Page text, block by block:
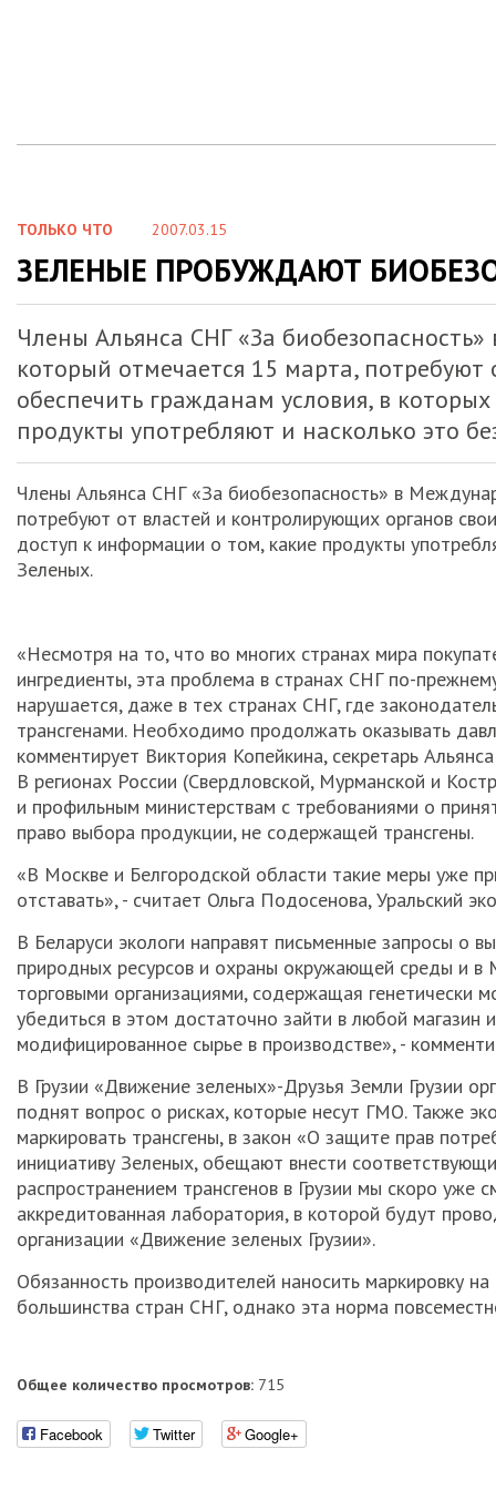
ТОЛЬКО ЧТО 2007.03.15
ЗЕЛЕНЫЕ ПРОБУЖДАЮТ
Члены Альянса СНГ «За
который отмечается 15 марта,
обеспечить гражданам условия, в
продукты употребляют и насколько это
Члены Альянса СНГ «За биобезопасность» в
потребуют от властей и контролирующих органов
доступ к информации о том, какие продукты
Зеленых.
«Несмотря на то, что во многих странах мира
ингредиенты, эта проблема в странах СНГ по-
нарушается, даже в тех странах СНГ, где
трансгенами. Необходимо продолжать оказывать
комментирует Виктория Копейкина, секретарь
В регионах России (Свердловской, Мурманской и
и профильным министерствам с требованиями о
право выбора продукции, не содержащей трансгены.
«В Москве и Белгородской области такие меры уже
отставать», - считает Ольга Подосенова, Уральский
В Беларуси экологи направят письменные запросы о
природных ресурсов и охраны окружающей среды и в
торговыми организациями, содержащая
убедиться в этом достаточно зайти в любой магазин
модифицированное сырье в производстве», -
В Грузии «Движение зеленых»-Друзья Земли Грузии
поднят вопрос о рисках, которые несут ГМО. Также
маркировать трансгены, в закон «О защите прав
инициативу Зеленых, обещают внести
распространением трансгенов в Грузии мы скоро
аккредитованная лаборатория, в которой будут
организации «Движение зеленых Грузии».
Обязанность производителей наносить маркировку
большинства стран СНГ, однако эта норма
Общее количество просмотров: 715
Facebook Twitter Google+